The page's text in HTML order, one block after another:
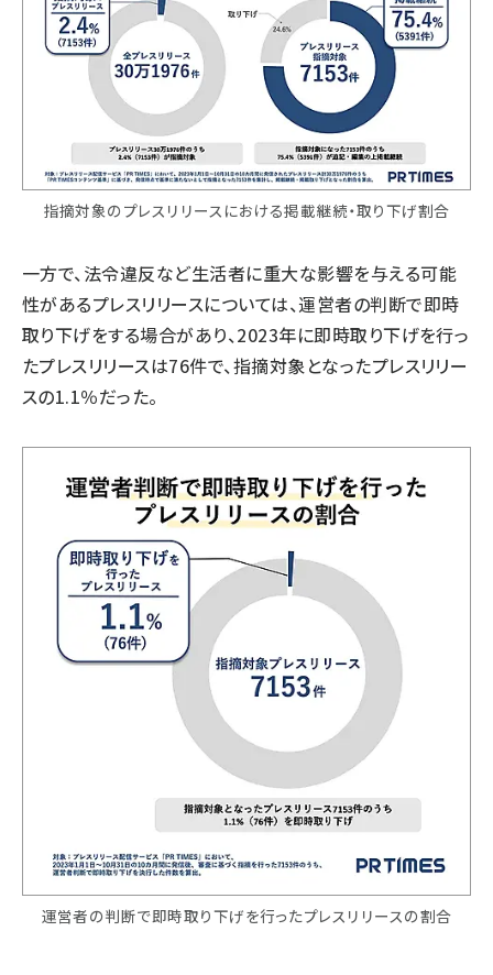
指摘対象のプレスリリースにおける掲載継続・取り下げ割合
一方で、法令違反など生活者に重大な影響を与える可能
性があるプレスリリースについては、運営者の判断で即時
取り下げをする場合があり、2023年に即時取り下げを行っ
たプレスリリースは76件で、指摘対象となったプレスリリー
スの1.1％だった。
運営者の判断で即時取り下げを行ったプレスリリースの割合